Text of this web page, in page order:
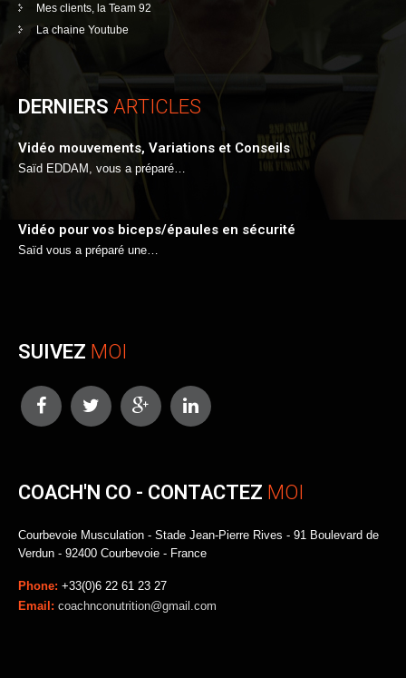
Mes clients, la Team 92
La chaine Youtube
DERNIERS ARTICLES
Vidéo mouvements, Variations et Conseils
Saïd EDDAM, vous a préparé…
Vidéo pour vos biceps/épaules en sécurité
Saïd vous a préparé une…
SUIVEZ MOI
COACH'N CO - CONTACTEZ MOI
Courbevoie Musculation - Stade Jean-Pierre Rives - 91 Boulevard de
Verdun - 92400 Courbevoie - France
Phone: +33(0)6 22 61 23 27
Email: coachnconutrition@gmail.com